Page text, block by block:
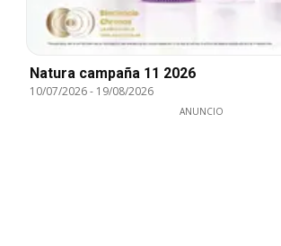
Natura campaña 11 2026
10/07/2026- 19/08/2026
ANUNCIO